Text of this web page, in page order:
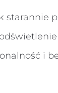
starannie
i